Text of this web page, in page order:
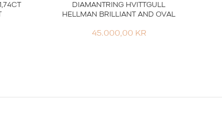
DIAMANTRING HVITTGULL
HELLMAN BRILLIANT AND OVAL
45.000,00 KR